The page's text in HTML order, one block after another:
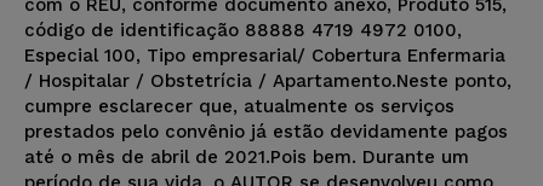
com o RÉU, conforme documento anexo, Produto 515,
código de identificação 88888 4719 4972 0100,
Especial 100, Tipo empresarial/ Cobertura Enfermaria
/ Hospitalar / Obstetrícia / Apartamento.Neste ponto,
cumpre esclarecer que, atualmente os serviços
prestados pelo convênio já estão devidamente pagos
até o mês de abril de 2021.Pois bem. Durante um